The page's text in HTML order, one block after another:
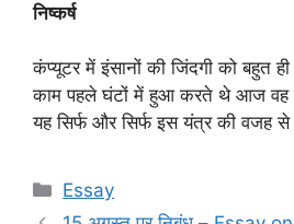
निष्कर्ष
कंप्यूटर में इंसानों की जिंदगी को बहुत
काम पहले घंटों में हुआ करते थे आज वह
यह सिर्फ और सिर्फ इस यंत्र की वजह से
Categories
Essay